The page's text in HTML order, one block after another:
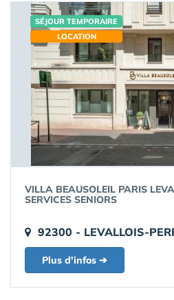
SÉJOUR TEMPORAIRE
LOCATION
VILLA BEAUSOLEIL PARIS
SERVICES SENIORS
92300 - LEVALLOIS-
Plus d'infos ➔